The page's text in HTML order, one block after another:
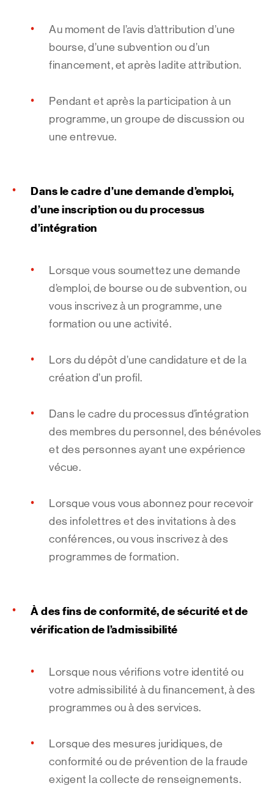
Au moment de l’avis d’attribution d’une
bourse, d’une subvention ou d’un
financement, et après ladite attribution.
Pendant et après la participation à un
programme, un groupe de discussion ou
une entrevue.
Dans le cadre d’une demande d’emploi,
d’une inscription ou du processus
d’intégration
Lorsque vous soumettez une demande
d’emploi, de bourse ou de subvention, ou
vous inscrivez à un programme, une
formation ou une activité.
Lors du dépôt d’une candidature et de la
création d’un profil.
Dans le cadre du processus d’intégration
des membres du personnel, des bénévoles
et des personnes ayant une expérience
vécue.
Lorsque vous vous abonnez pour recevoir
des infolettres et des invitations à des
conférences, ou vous inscrivez à des
programmes de formation.
À des fins de conformité, de sécurité et de
vérification de l’admissibilité
Lorsque nous vérifions votre identité ou
votre admissibilité à du financement, à des
programmes ou à des services.
Lorsque des mesures juridiques, de
conformité ou de prévention de la fraude
exigent la collecte de renseignements.